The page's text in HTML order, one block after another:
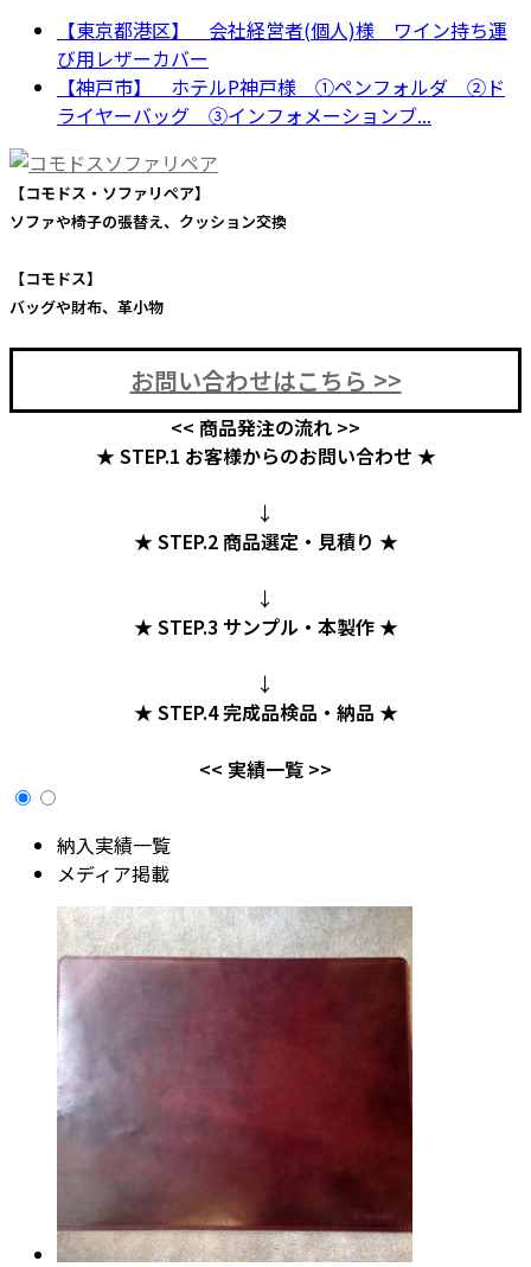
【東京都港区】 会社経営者(個人)様 ワイン持ち運
び用レザーカバー
【神戸市】 ホテルP神戸様 ①ペンフォルダ ②ド
ライヤーバッグ ③インフォメーションブ...
【コモドス・ソファリペア】
ソファや椅子の張替え、クッション交換
【コモドス】
バッグや財布、革小物
お問い合わせはこちら >>
<< 商品発注の流れ >>
★ STEP.1 お客様からのお問い合わせ ★
↓
★ STEP.2 商品選定・見積り ★
↓
★ STEP.3 サンプル・本製作 ★
↓
★ STEP.4 完成品検品・納品 ★
<< 実績一覧 >>
納入実績一覧
メディア掲載